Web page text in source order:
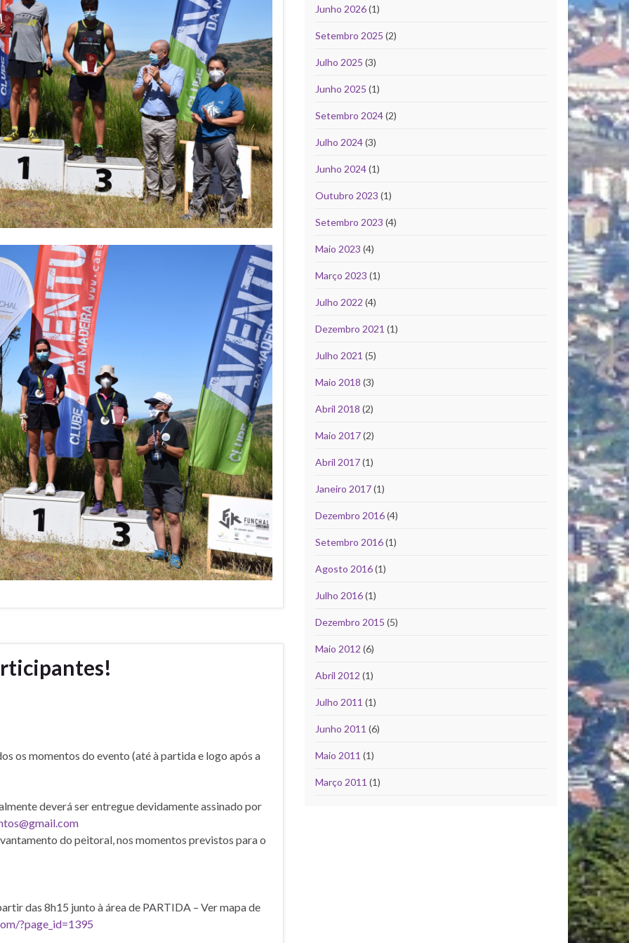
os momentos do evento (até à partida e logo após a
deverá ser entregue devidamente assinado por
do peitoral, nos momentos previstos para o
das 8h15 junto à área de PARTIDA – Ver mapa de
?page_id=1395
Junho 2026(1)
Setembro 2025 (2)
Julho 2025 (3)
Junho 2025 (1)
Setembro 2024(2)
Julho 2024(3)
Junho 2024(1)
Outubro 2023 (1)
Setembro 2023 (4)
Maio 2023 (4)
Março 2023 (1)
Julho 2022 (4)
Dezembro 2021 (1)
Julho 2021 (5)
Maio 2018 (3)
Abril 2018 (2)
Maio 2017(2)
Abril 2017(1)
Janeiro 2017(1)
Dezembro 2016(4)
Setembro 2016(1)
Agosto 2016(1)
Julho 2016(1)
Dezembro 2015 (5)
Maio 2012 (6)
Abril 2012 (1)
Julho 2011 (1)
Junho 2011 (6)
Maio 2011 (1)
Março 2011 (1)